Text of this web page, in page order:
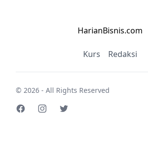
HarianBisnis.com
Kurs Redaksi
© 2026 - All Rights Reserved